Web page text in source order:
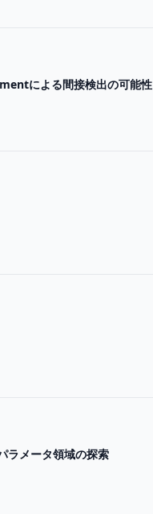
による間接検出の可能性
ラメータ領域の探索